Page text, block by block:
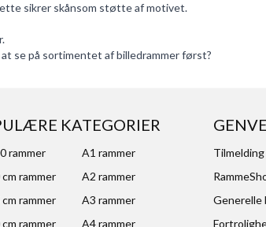
sikrer skånsom støtte af motivet.
.
se på sortimentet af billedrammerførst?
KATEGORIER
rammer
A1 rammer
rammer
A2 rammer
rammer
A3 rammer
rammer
A4 rammer
Generelle